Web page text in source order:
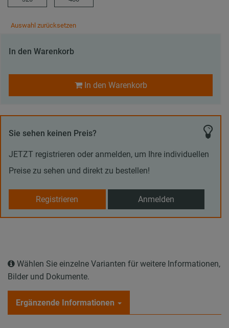
Auswahl zurücksetzen
In den Warenkorb
In den Warenkorb
Sie sehen keinen Preis?
JETZT registrieren oder anmelden, um Ihre individuellen
Preise zu sehen und direkt zu bestellen!
Registrieren Anmelden
Wählen Sie einzelne Varianten für weitere Informationen,
Bilder und Dokumente.
Ergänzende Informationen